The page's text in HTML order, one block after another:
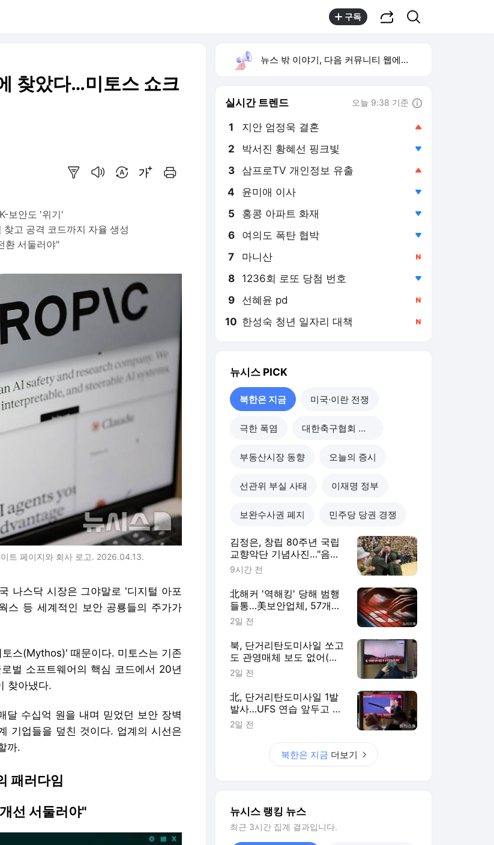
구독
찾았다…미토스 쇼크
보안도 '위기'
고 공격 코드까지 자율 생성
환 서둘러야"
트 페이지와 회사 로고. 2026.04.13.
나스닥 시장은 그야말로 '디지털 아포
스 등 세계적인 보안 공룡들의 주가가
스(Mythos)' 때문이다. 미토스는 기존
벌 소프트웨어의 핵심 코드에서 20년
찾아냈다.
달 수십억 원을 내며 믿었던 보안 장벽
기업들을 덮친 것이다. 업계의 시선은
까.
패러다임
선 서둘러야"
뉴스 밖 이야기, 다음 커뮤니티 웹에서 보기
실시간 트렌드 오늘 9:38 기준
1 지안 엄정욱 결혼
2 박서진 황혜선 핑크빛
4 윤미애 이사
5 홍콩 아파트 화재
6 여의도 폭탄 협박
7 마니산
8 1236회 로또 당첨 번호
9 선혜윤 pd
10 한성숙 청년 일자리 대책
뉴시스 PICK
북한은 지금 미국·이란 전쟁
극한 폭염 대한축구협회 개혁
부동산시장 동향 오늘의 증시
선관위 부실 사태 이재명 정부
보완수사권 폐지 민주당 당권 경쟁
김정은, 창립 80주년 국립
교향악단 기념사진…"음악,
국가부흥 추동력"
9시간 전
北해커 '역해킹' 당해 범행
들통…美보안업체, 57개국
공격 흔적 확인
2일 전
북, 단거리탄도미사일 쏘고
도 관영매체 보도 없어(종
합)
2일 전
北, 단거리탄도미사일 1발
발사…UFS 연습 앞두고 도
발(종합)
2일 전
북한은 지금 더보기
뉴시스 랭킹 뉴스
최근 3시간 집계 결과입니다.